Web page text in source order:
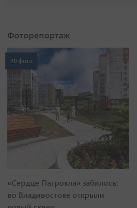
Фоторепортаж
20 фото
«Сердце Патрокла» забилось:
во Владивостоке открыли